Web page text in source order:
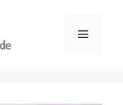
Menü